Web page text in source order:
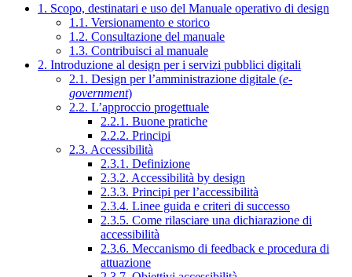
1. Scopo, destinatari e uso del Manuale operativo di design
1.1. Versionamento e storico
1.2. Consultazione del manuale
1.3. Contribuisci al manuale
2. Introduzione al design per i servizi pubblici digitali
2.1. Design per l’amministrazione digitale (e-
government)
2.2. L’approccio progettuale
2.2.1. Buone pratiche
2.2.2. Principi
2.3. Accessibilità
2.3.1. Definizione
2.3.2. Accessibilità by design
2.3.3. Principi per l’accessibilità
2.3.4. Linee guida e criteri di successo
2.3.5. Come rilasciare una dichiarazione di
accessibilità
2.3.6. Meccanismo di feedback e procedura di
attuazione